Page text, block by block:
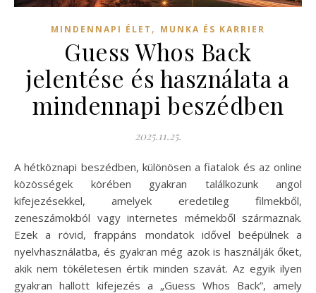
MINDENNAPI ÉLET , MUNKA ÉS KARRIER
Guess Whos Back
jelentése és használata a
mindennapi beszédben
2025.11.25.
A hétköznapi beszédben, különösen a fiatalok és az online
közösségek körében gyakran találkozunk angol
kifejezésekkel, amelyek eredetileg filmekből,
zeneszámokból vagy internetes mémekből származnak.
Ezek a rövid, frappáns mondatok idővel beépülnek a
nyelvhasználatba, és gyakran még azok is használják őket,
akik nem tökéletesen értik minden szavát. Az egyik ilyen
gyakran hallott kifejezés a „Guess Whos Back”, amely